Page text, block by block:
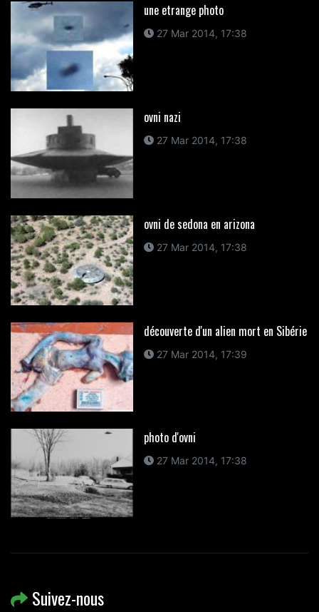
une etrange photo
27 Mar 2014, 17:38
ovni nazi
27 Mar 2014, 17:38
ovni de sedona en arizona
27 Mar 2014, 17:38
découverte d'un alien mort en Sibérie
27 Mar 2014, 17:39
photo d'ovni
27 Mar 2014, 17:38
Suivez-nous